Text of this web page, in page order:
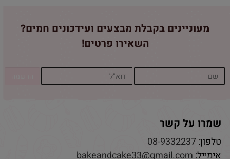
מעוניינים בקבלת מבצעים ועידכונים חמים?
השאירו פרטים!
שמרו על קשר
טלפון:08-9332237
אימייל: bakeandcake33@gmail.com